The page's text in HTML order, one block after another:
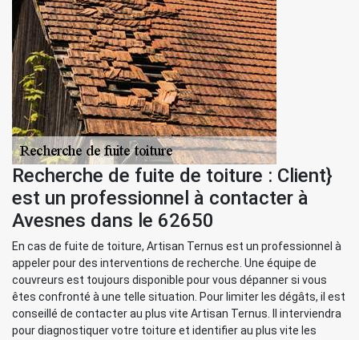
Recherche de fuite de toiture : Client}
est un professionnel à contacter à
Avesnes dans le 62650
En cas de fuite de toiture, Artisan Ternus est un professionnel à
appeler pour des interventions de recherche. Une équipe de
couvreurs est toujours disponible pour vous dépanner si vous
êtes confronté à une telle situation. Pour limiter les dégâts, il est
conseillé de contacter au plus vite Artisan Ternus. Il interviendra
pour diagnostiquer votre toiture et identifier au plus vite les